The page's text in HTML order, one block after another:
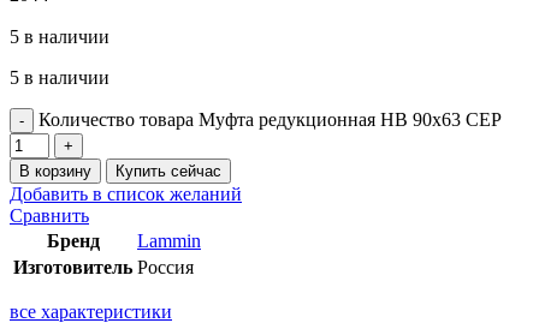
5 в наличии
5 в наличии
Количество товара Муфта редукционная НВ 90х63 СЕР
В корзину Купить сейчас
Добавить в список желаний
Сравнить
Бренд
Lammin
Изготовитель Россия
все характеристики